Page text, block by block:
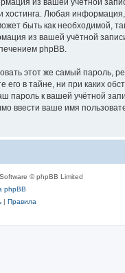
Любая
быть как необходимой,
из вашей учётной
phpBB.
этот же самый пароль,
в тайне, ни при каких
к вашей учётной
ваше имя
© phpBB Limited
phpBB
| Правила